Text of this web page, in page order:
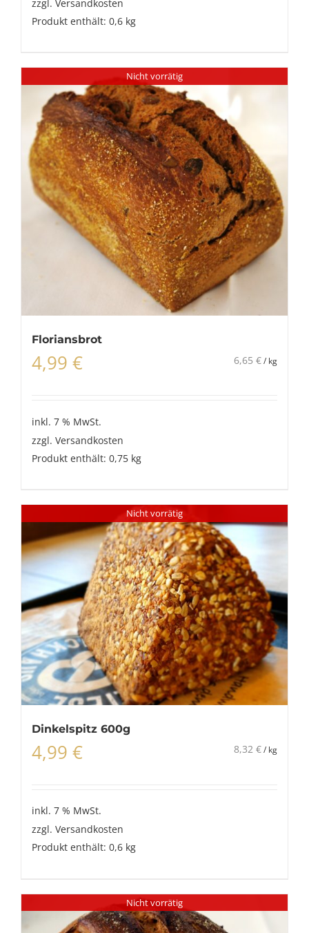
zzgl. Versandkosten
Produkt enthält: 0,6 kg
Nicht vorrätig
Floriansbrot
4,99 € 6,65 €/ kg
inkl. 7 % MwSt.
zzgl. Versandkosten
Produkt enthält: 0,75 kg
Nicht vorrätig
Dinkelspitz 600g
4,99 € 8,32 €/ kg
inkl. 7 % MwSt.
zzgl. Versandkosten
Produkt enthält: 0,6 kg
Nicht vorrätig